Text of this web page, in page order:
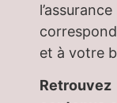
et à votre